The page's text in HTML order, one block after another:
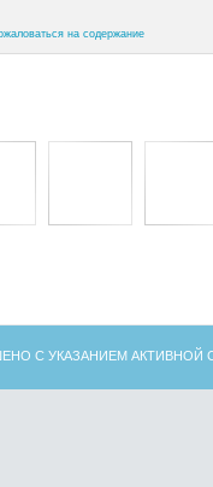
на содержание
С УКАЗАНИЕМ АКТИВНОЙ